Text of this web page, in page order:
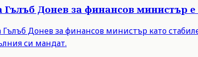
Донев за финансов министър
Донев за финансов министър като
си мандат.